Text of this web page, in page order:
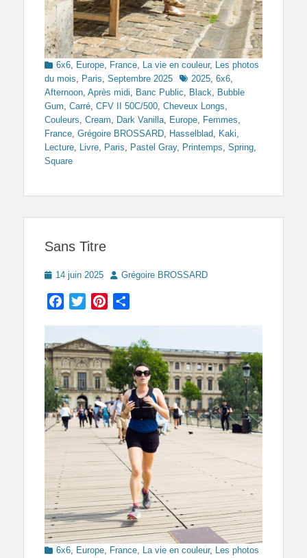
Categories
6x6 Europe France La vie en couleur, Les photos
du mois
Paris Septembre 2025 Tags2025 6x6
Afternoon Après midi Banc Public Black
Bubble
Gum Carré CFV II 50C/500 Cheveux Longs
Couleurs Cream Dark Vanilla Europe Femmes
France Grégoire BROSSARD Hasselblad Kaki
Lecture Livre Paris Pastel Gray, Printemps Spring
Square
Sans Titre
Posted
14 juin 2025 Author
Grégoire BROSSARD
Facebook
TwitterPinterest
Categories
6x6 Europe France La vie en couleur, Les photos